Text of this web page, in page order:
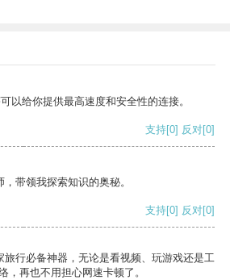
以给你提供最高速度和安全性的连接。
支持[0] 反对[0]
带领我探索知识的奥秘。
支持[0] 反对[0]
旅行必备神器，无论是看视频、玩游戏还是工
，再也不用担心网速卡顿了。